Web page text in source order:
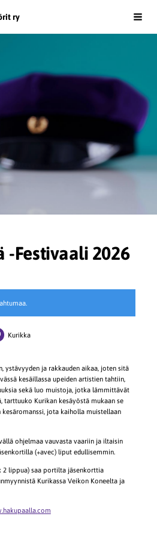
ry
-Festivaali 2026
Kurikka
ystävyyden ja rakkauden aikaa, joten sitä
kesäillassa upeiden artistien tahtiin,
sekä luo muistoja, jotka lämmittävät
tarttuuko Kurikan kesäyöstä mukaan se
jota kaiholla muistellaan
ohjelmaa vauvasta vaariin ja iltaisin
(+avec) liput edullisemmin.
2 lippua) saa portilta jäsenkorttia
Kurikassa Veikon Koneelta ja